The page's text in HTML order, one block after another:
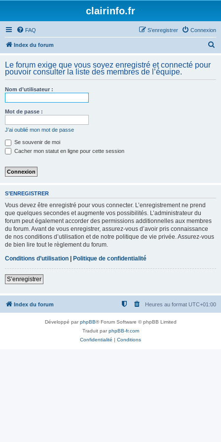
clairinfo.fr
FAQ Connexion
S’enregistrer
Index du forum
h
Le forum exige que vous soyez enregistré et connecté pour
pouvoir consulter la liste des membres de l’équipe.
Nom d’utilisateur :
Mot de passe :
J’ai oublié mon mot de passe
Se souvenir de moi
Cacher mon statut en ligne pour cette session
S’ENREGISTRER
Vous devez être enregistré pour vous connecter. L’enregistrement ne prend
que quelques secondes et augmente vos possibilités. L’administrateur du
forum peut également accorder des permissions additionnelles aux membres
du forum. Avant de vous enregistrer, assurez-vous d’avoir pris connaissance
de nos conditions d’utilisation et de notre politique de vie privée. Assurez-vous
de bien lire tout le règlement du forum.
Conditions d’utilisation | Politique de confidentialité
S’enregistrer
Index du forum Heures au format UTC+01:00
Développé parphpBB® Forum Software © phpBB Limited
Traduit parphpBB-fr.com
Confidentialité | Conditions